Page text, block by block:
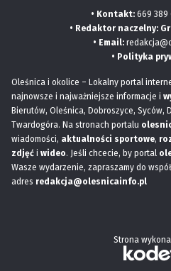
• Kontakt: 669 389
• Redaktor naczelny:
• Email:
• Polityka
Oleśnica i okolice – Lokalny portal
najnowsze i najważniejsze informacje i
Bierutów, Oleśnica, Dobroszyce, Syców,
Twardogóra. Na stronach portalu
wiadomości, aktualności sportowe,
zdjęć i wideo. Jeśli chcecie, by portal
Wasze wydarzenie, zapraszamy do
adres redakcja@olesnicainfo.pl
Strona